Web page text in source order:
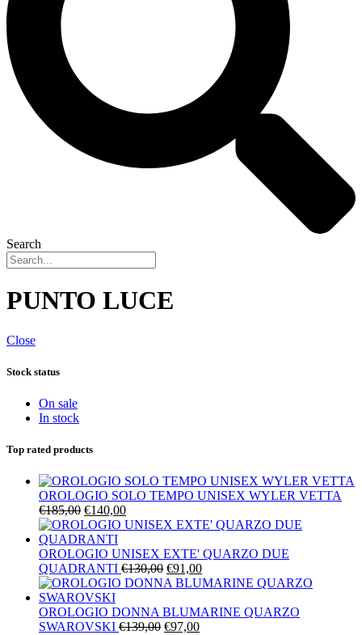
Search
PUNTO LUCE
Close
Stock status
On sale
In stock
Top rated products
OROLOGIO SOLO TEMPO UNISEX WYLER VETTA
€185,00 Il
prezzo
originale
era:
€185,00.
€140,00Il
prezzo
è:
€140,00.
OROLOGIO UNISEX EXTE' QUARZO DUE
QUADRANTI €130,00 Il
prezzo
era:
€130,00.
€91,00Il
prezzo
è:
OROLOGIO DONNA BLUMARINE QUARZO
SWAROVSKI €139,00 Il
€97,00Il